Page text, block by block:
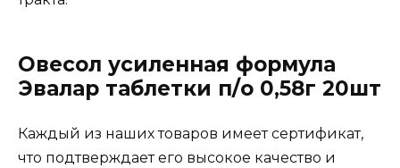
Овесол усиленная формула
Эвалар таблетки п/о 0,58г 20шт
Каждый из наших товаров имеет сертификат,
что подтверждает его высокое качество и